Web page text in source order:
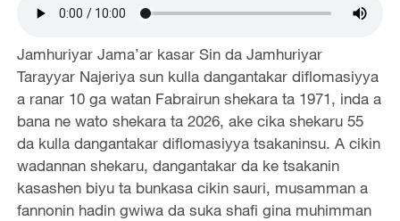
Jamhuriyar Jama’ar kasar Sin da Jamhuriyar
Tarayyar Najeriya sun kulla dangantakar diflomasiyya
a ranar 10 ga watan Fabrairun shekara ta 1971, inda a
bana ne wato shekara ta 2026, ake cika shekaru 55
da kulla dangantakar diflomasiyya tsakaninsu. A cikin
wadannan shekaru, dangantakar da ke tsakanin
kasashen biyu ta bunkasa cikin sauri, musamman a
fannonin hadin gwiwa da suka shafi gina muhimman